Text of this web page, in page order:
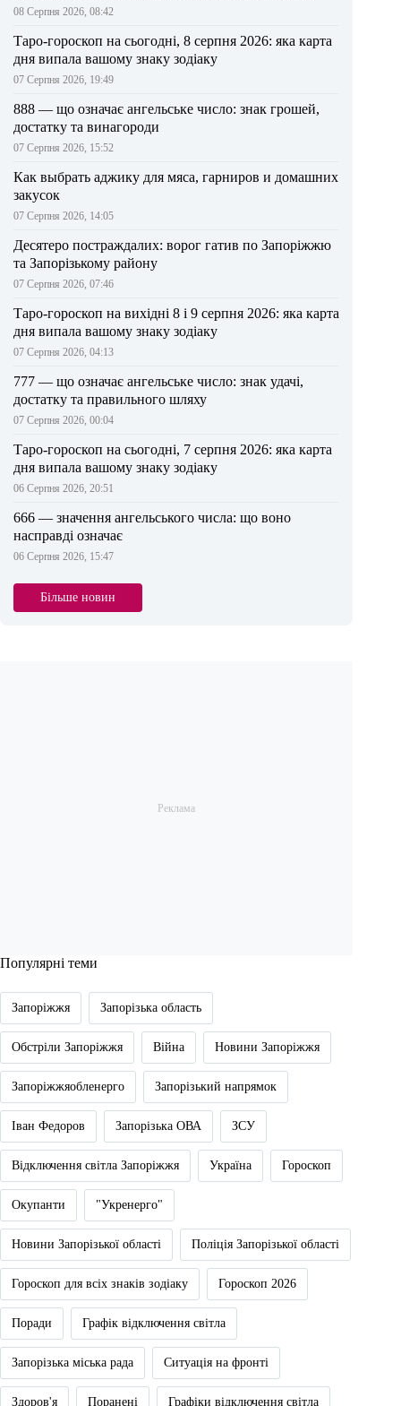
08 Серпня 2026, 08:42
Таро-гороскоп на сьогодні, 8 серпня 2026: яка карта
дня випала вашому знаку зодіаку
07 Серпня 2026, 19:49
888 — що означає ангельське число: знак грошей,
достатку та винагороди
07 Серпня 2026, 15:52
Как выбрать аджику для мяса, гарниров и домашних
закусок
07 Серпня 2026, 14:05
Десятеро постраждалих: ворог гатив по Запоріжжю
та Запорізькому району
07 Серпня 2026, 07:46
Таро-гороскоп на вихідні 8 і 9 серпня 2026: яка карта
дня випала вашому знаку зодіаку
07 Серпня 2026, 04:13
777 — що означає ангельське число: знак удачі,
достатку та правильного шляху
07 Серпня 2026, 00:04
Таро-гороскоп на сьогодні, 7 серпня 2026: яка карта
дня випала вашому знаку зодіаку
06 Серпня 2026, 20:51
666 — значення ангельського числа: що воно
насправді означає
06 Серпня 2026, 15:47
Більше новин
Популярні теми
Запоріжжя Запорізька область
Обстріли Запоріжжя Війна Новини Запоріжжя
Запоріжжяобленерго Запорізький напрямок
Іван Федоров Запорізька ОВА ЗСУ
Відключення світла Запоріжжя Україна Гороскоп
Окупанти "Укренерго"
Новини Запорізької області Поліція Запорізької області
Гороскоп для всіх знаків зодіаку Гороскоп 2026
Поради Графік відключення світла
Запорізька міська рада Ситуація на фронті
Здоров'я Поранені Графіки відключення світла